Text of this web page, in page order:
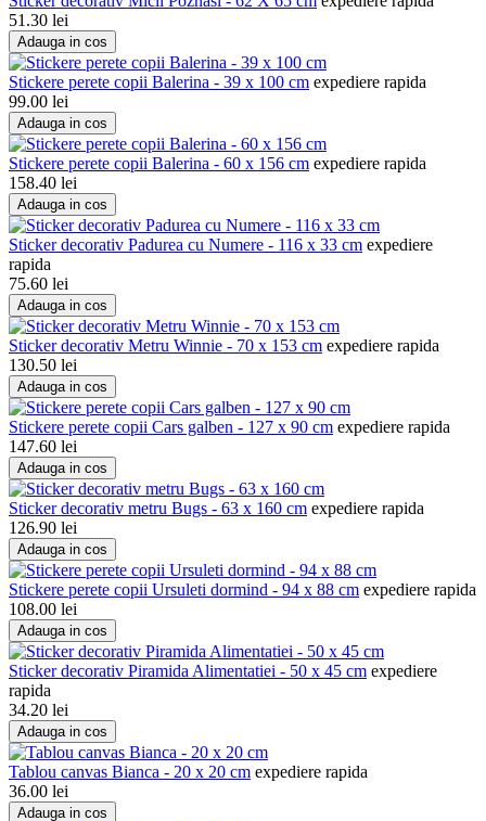
51.30 lei
Adauga in cos
Stickere perete copii Balerina - 39 x 100 cm expediere rapida
99.00 lei
Adauga in cos
Stickere perete copii Balerina - 60 x 156 cm expediere rapida
158.40 lei
Adauga in cos
Sticker decorativ Padurea cu Numere - 116 x 33 cm expediere
rapida
75.60 lei
Adauga in cos
Sticker decorativ Metru Winnie - 70 x 153 cm expediere rapida
130.50 lei
Adauga in cos
Stickere perete copii Cars galben - 127 x 90 cm expediere rapida
147.60 lei
Adauga in cos
Sticker decorativ metru Bugs - 63 x 160 cm expediere rapida
126.90 lei
Adauga in cos
Stickere perete copii Ursuleti dormind - 94 x 88 cm expediere rapida
108.00 lei
Adauga in cos
Sticker decorativ Piramida Alimentatiei - 50 x 45 cm expediere
rapida
34.20 lei
Adauga in cos
Tablou canvas Bianca - 20 x 20 cm expediere rapida
36.00 lei
Adauga in cos